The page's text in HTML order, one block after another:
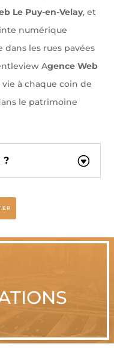
Le Puy-en-Velay, et
numérique
les rues pavées
Agence Web
à chaque coin de
le patrimoine
?